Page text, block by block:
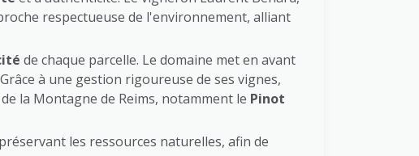
respectueuse de l'environnement, alliant
de chaque parcelle. Le domaine met en avant
à une gestion rigoureuse de ses vignes,
la Montagne de Reims, notamment le Pinot
les ressources naturelles, afin de